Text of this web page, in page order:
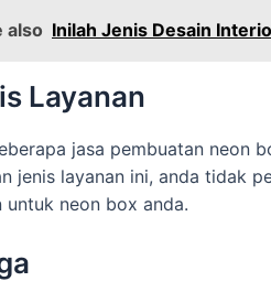
also Inilah Jenis Desain
Layanan
jasa pembuatan neon
jenis layanan ini, anda tidak
untuk neon box anda.